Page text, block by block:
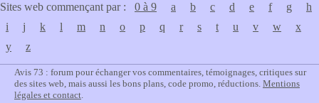
Sites web commençant par : 0 à 9 a b c d e f g
h
i
j k l m n o p q r s t u v w
x
y
z
Avis 73 : forum pour échanger vos commentaires, témoignages, critiques sur
des sites web, mais aussi les bons plans, code promo, réductions. Mentions
légales et contact.